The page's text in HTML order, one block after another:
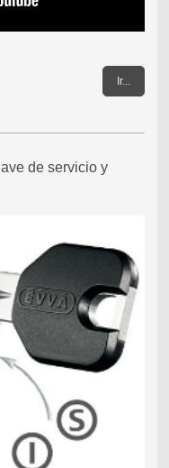
Ir...
de servicio y